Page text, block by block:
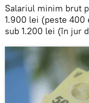
Salariul minim brut
1.900 lei (peste 400
sub 1.200 lei (în jur